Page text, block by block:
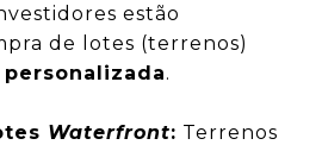
estão
de lotes (terrenos)
.
Waterfront: Terrenos